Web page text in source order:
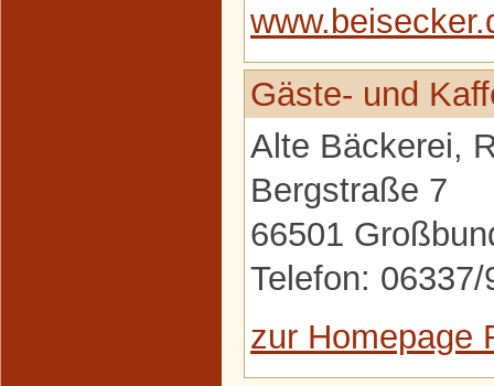
Gäste- und
Alte Bäckerei,
Bergstraße 7
66501
Telefon: 06337/
zur Homepage